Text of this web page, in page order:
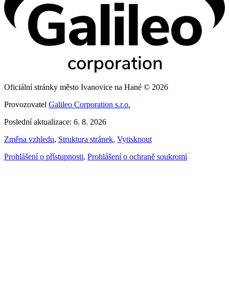
Oficiální stránky město Ivanovice na Hané © 2026
Provozovatel Galileo Corporation s.r.o.
Poslední aktualizace: 6. 8. 2026
Změna vzhledu, Struktura stránek, Vytisknout
Prohlášení o přístupnosti, Prohlášení o ochraně soukromí